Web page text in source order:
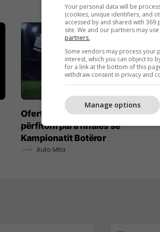
Oferta e Renault s'ka të ndalur -
përfitoni para finales së
Kampionatit Botëror
Auto Mita
Your personal data will be
(cookies, unique identifiers, and
accessed by and shared with
site. We and our partners may
partners.
Some vendors may process your
interest, which you can object to
for a link at the bottom of this
withdraw consent in privacy and
Manage options